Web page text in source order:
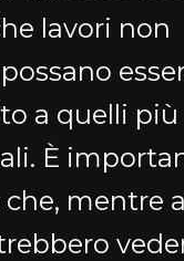
lavori non
a quelli più
È
mentre